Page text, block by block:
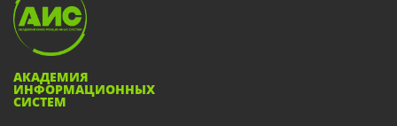
АКАДЕМИЯ
ИНФОРМАЦИОННЫХ
СИСТЕМ